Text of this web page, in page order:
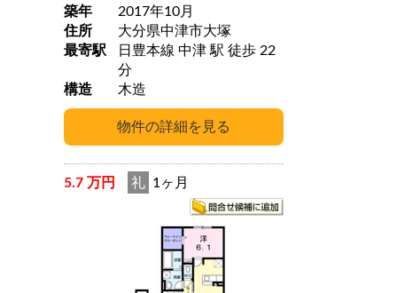
築年
2017年10月
住所
大分県中津市大塚
最寄駅
日豊本線 中津 駅 徒歩 22
分
構造
木造
5.7 万円 礼 1ヶ月